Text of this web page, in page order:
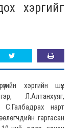
хэргийг
хэргийн шүүх
Л.Алтанхуяг,
С.Галбадрах нарт
гаргасан